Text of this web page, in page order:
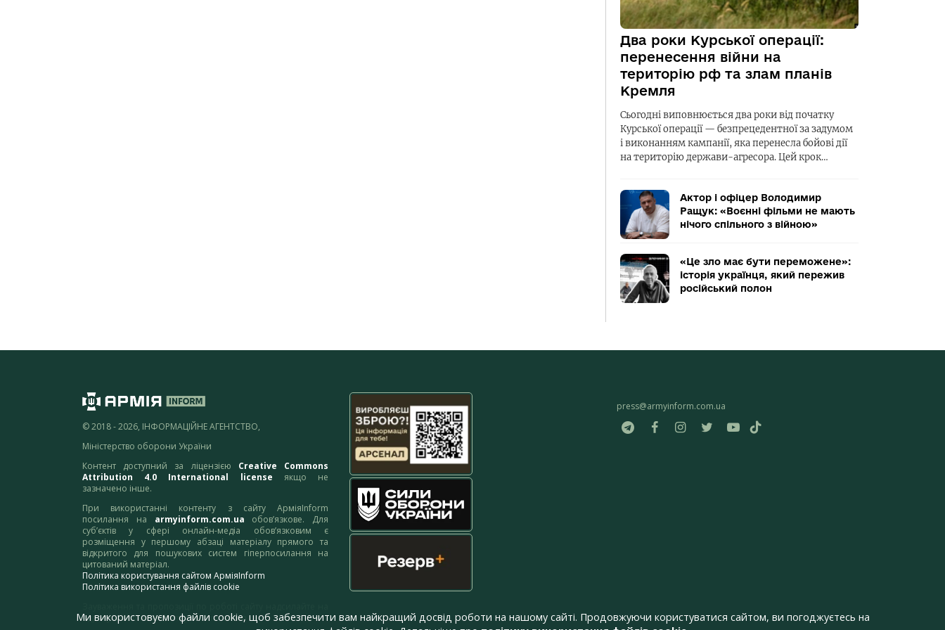
Два роки Курської операції:
перенесення війни на
територію рф та злам планів
Кремля
Сьогодні виповнюється два роки від початку
Курської операції — безпрецедентної за задумом
і виконанням кампанії, яка перенесла бойові дії
на територію держави-агресора. Цей крок…
Актор і офіцер Володимир
Ращук: «Воєнні фільми не мають
нічого спільного з війною»
«Це зло має бути переможене»:
історія українця, який пережив
російський полон
© 2018 - 2026, ІНФОРМАЦІЙНЕ АГЕНТСТВО,
Міністерство оборони України
Контент доступний за ліцензією Creative Commons
Attribution 4.0 International license якщо не
зазначено інше.
При використанні контенту з сайту АрміяInform
посилання на armyinform.com.ua обов’язкове. Для
суб’єктів у сфері онлайн-медіа обов’язковим є
розміщення у першому абзаці матеріалу прямого та
відкритого для пошукових систем гіперпосилання на
цитований матеріал.
Політика користування сайтом АрміяInform
Політика використання файлів cookie
адресу:webmaster@armyinform.com.ua
press@armyinform.com.ua
Ми використовуємо файли cookie, щоб забезпечити вам найкращий досвід роботи на нашому сайті. Продовжуючи користуватися сайтом, ви погоджуєтесь на